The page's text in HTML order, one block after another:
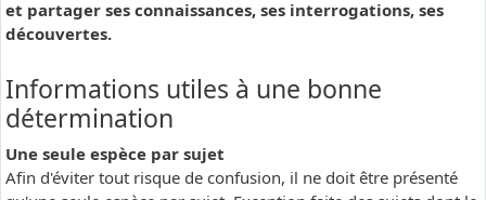
et partager ses connaissances, ses interrogations, ses
découvertes.
Informations utiles à une bonne
détermination
Une seule espèce par sujet
Afin d'éviter tout risque de confusion, il ne doit être présenté